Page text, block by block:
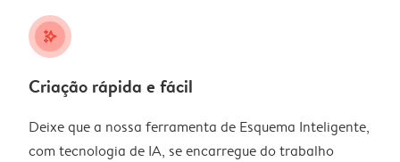
stars_plus
Criação rápida e fácil
Deixe que a nossa ferramenta de Esquema Inteligente,
com tecnologia de IA, se encarregue do trabalho